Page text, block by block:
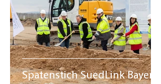
Spatenstich SuedLink Bayern